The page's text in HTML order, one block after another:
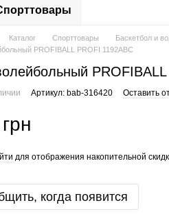
Каталог Спорттовары Баскетбол и
PROFIBALL PROFI 1192ABC
Артикул: bab-316420 Оставить
для отображения накопительной
когда появится